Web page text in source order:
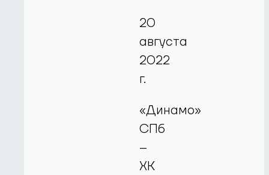
20
августа
2022
г.
«Динамо»
СПб
–
ХК